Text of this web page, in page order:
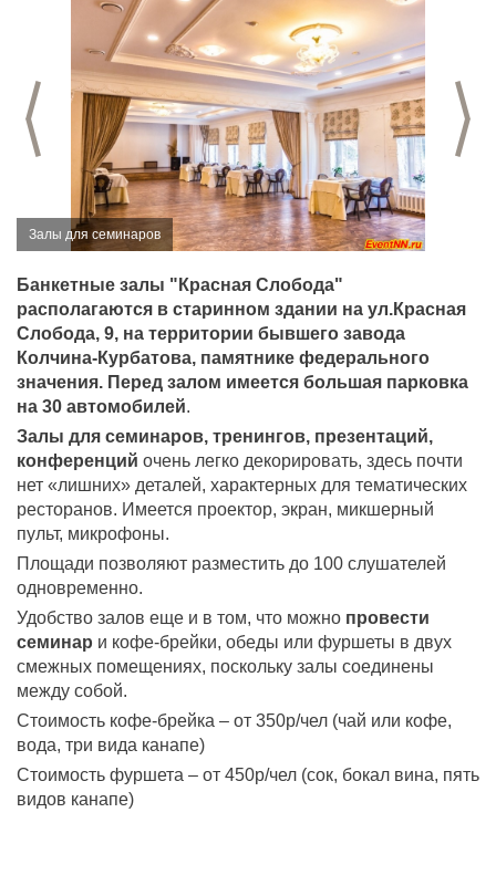
Предыдущий слайд
Залы для семинаров
Банкетные залы "Красная Слобода"
располагаются в старинном здании на ул.Красная
Слобода, 9, на территории бывшего завода
Колчина-Курбатова, памятнике федерального
значения. Перед залом имеется большая парковка
на 30 автомобилей.
Залы для семинаров, тренингов, презентаций,
конференций очень легко декорировать, здесь почти
нет «лишних» деталей, характерных для тематических
ресторанов. Имеется проектор, экран, микшерный
пульт, микрофоны.
Площади позволяют разместить до 100 слушателей
одновременно.
Удобство залов еще и в том, что можно провести
семинар и кофе-брейки, обеды или фуршеты в двух
смежных помещениях, поскольку залы соединены
между собой.
Стоимость кофе-брейка – от 350р/чел (чай или кофе,
вода, три вида канапе)
Стоимость фуршета – от 450р/чел (сок, бокал вина, пять
видов канапе)